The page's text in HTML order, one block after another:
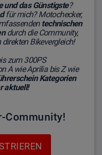
und das Günstigste?
für mich? Motochecker,
technischen
durch die Community,
Bikevergleich!
zum 300PS
A wie Aprilia bis Z wie
Kategorien
aktuell!
Community!